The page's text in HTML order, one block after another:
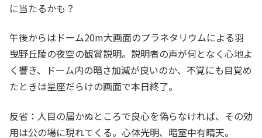
に当たるかも？
午後からはドーム20m大画面のプラネタリウムによる羽
曳野丘陵の夜空の観賞説明。説明者の声が何となく心地よ
く響き、ドーム内の暗さ加減が良いのか、不覚にも目覚め
たときは星座だらけの画面で本日終了。
反省：人目の届かぬところで良心を偽らなければ、その効
用は公の場に現れてくる。心体光明、暗室中有晴天。